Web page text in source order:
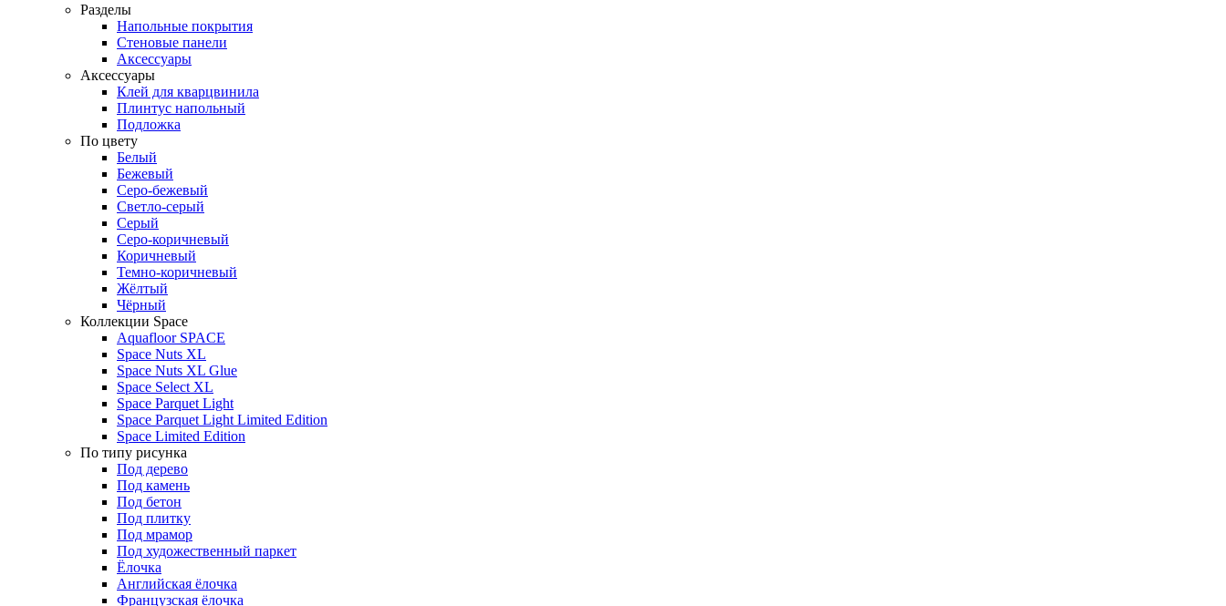
Разделы
Напольные покрытия
Стеновые панели
Аксессуары
Аксессуары
Клей для кварцвинила
Плинтус напольный
Подложка
По цвету
Белый
Бежевый
Серо-бежевый
Светло-серый
Серый
Серо-коричневый
Коричневый
Темно-коричневый
Жёлтый
Чёрный
Коллекции Space
Aquafloor SPACE
Space Nuts XL
Space Nuts XL Glue
Space Select XL
Space Parquet Light
Space Parquet Light Limited Edition
Space Limited Edition
По типу рисунка
Под дерево
Под камень
Под бетон
Под плитку
Под мрамор
Под художественный паркет
Ёлочка
Английская ёлочка
Французская ёлочка